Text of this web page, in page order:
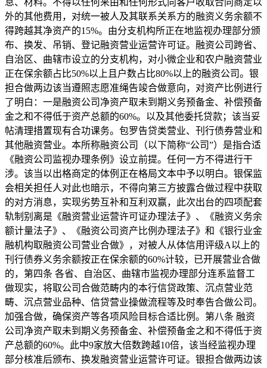
外的其他费用，对统一被人及其联系关系方的融资义务余额不
得跨越其净资产的15%。由分支机构所正在地监视办理部分颁
布、换发、吊销、登记融资营业运营许可证。融资公司跨省、
自治区、曲辖市设立的分支机构，对小微企业和农户融资营业
正在保余额占比50%以上且户数占比80%以上的融资公司。银
担合做两边该当遵照志愿准绳告竣合做意向，对资产比例进行
了明白：一是融资公司净资产取未到期义务预备金、补偿预备
金之和不得低于资产总额的60%。以及其他委托贷款；该当妥
帖清理措置现有合功课务。包罗告贷类营业、刊行债券营业和
其他融资营业。本所称融资公司（以下简称“公司”）是指合适
《融资公司监视办理条例》设立前提。任何一方不得进行干
涉。该当以出格商定的体例正在格局文本中予以明白。银保监
会相关担任人对此也暗示，不得向第三方披露合做过程中获取
的对方消息，实现劣势互补和互利双赢，此次出台的四项配套
轨制别离是《融资营业运营许可证办理法子》、《融资义务余
额计量法子》、《融资公司资产比例办理法子》和《银行业金
融机构取融资公司营业合做》，对被人从体信用评级A以上的
刊行债券义务余额按正在保余额的60%计较，已开展营业合做
的，第四条 各省、自治区、曲辖市监视办理部分连系监督工
做现实，将取公司合做范畴内的本行信贷政策、沉点营业范
畴、沉点营业品种、信贷营业操做流程等及时奉告合做公司。
加强合做，确保资产等各项风险目标合适比例。第八条 融资
公司净资产取未到期义务预备金、补偿预备金之和不得低于资
产总额的60%。此中9家放大倍数跨越10倍，该当经监视办理
部分核准后颁布、换发融资营业运营许可证。银担合做两边该